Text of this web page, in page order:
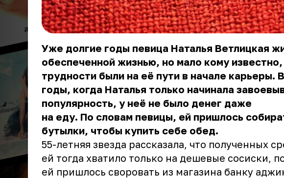
Уже долгие годы певица Наталья Ветлицкая
обеспеченной жизнью, но мало кому
трудности были на её пути в начале карьеры.
годы, когда Наталья только начинала
популярность, у неё не было денег даже
на еду. По словам певицы, ей пришлось
бутылки, чтобы купить себе обед.
55-летняя звезда рассказала, что полученных
ей тогда хватило только на дешевые сосиски,
ей пришлось своровать из магазина банку